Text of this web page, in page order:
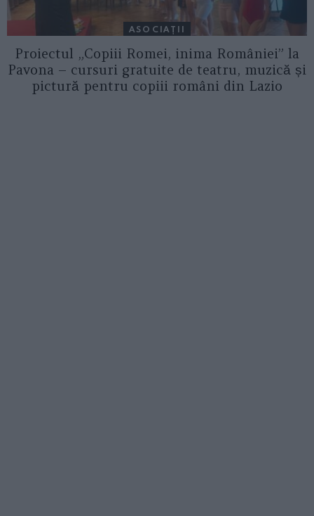
ASOCIAŢII
Proiectul „Copiii Romei, inima României” la
Pavona – cursuri gratuite de teatru, muzică și
pictură pentru copiii români din Lazio